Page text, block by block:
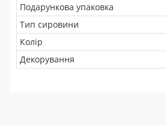
Подарункова упаковка
Тип сировини
Колір
Декорування